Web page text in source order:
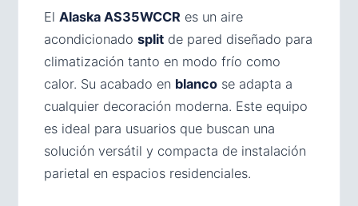
El Alaska AS35WCCR es un aire
acondicionado split de pared diseñado para
climatización tanto en modo frío como
calor. Su acabado en blanco se adapta a
cualquier decoración moderna. Este equipo
es ideal para usuarios que buscan una
solución versátil y compacta de instalación
parietal en espacios residenciales.